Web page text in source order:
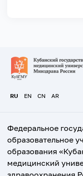
RU EN CN AR
Федеральное
образовательное
образования
медицинский